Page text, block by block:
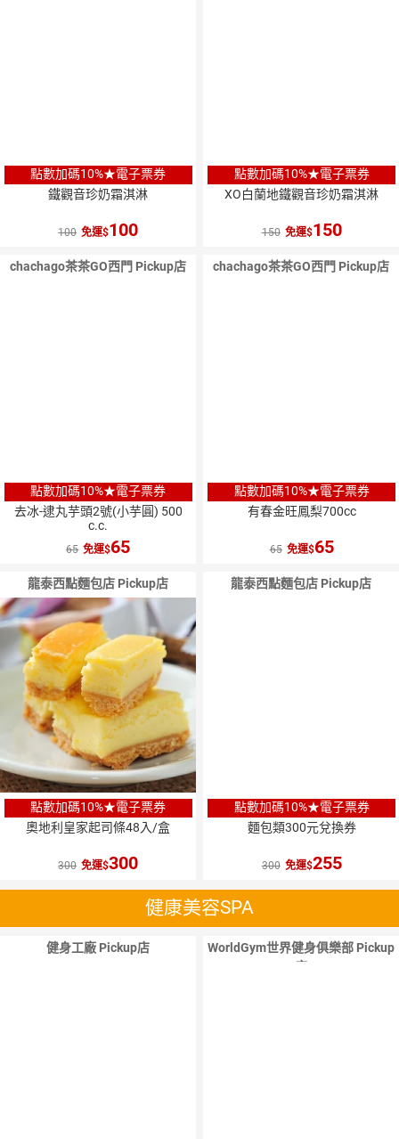
點數加碼10%★電子票券
鐵觀音珍奶霜淇淋
100 免運 100
點數加碼10%★電子票券
XO白蘭地鐵觀音珍奶霜淇淋
150 免運 150
chachago茶茶GO西門 Pickup店
點數加碼10%★電子票券
去冰-逮丸芋頭2號(小芋圓) 500
c.c.
65 免運 65
chachago茶茶GO西門 Pickup店
點數加碼10%★電子票券
有春金旺鳳梨700cc
65 免運 65
龍泰西點麵包店 Pickup店
點數加碼10%★電子票券
奧地利皇家起司條48入/盒
300 免運 300
龍泰西點麵包店 Pickup店
點數加碼10%★電子票券
麵包類300元兌換券
300 免運 255
健康美容SPA
健身工廠 Pickup店
WorldGym世界健身俱樂部 Pickup
店